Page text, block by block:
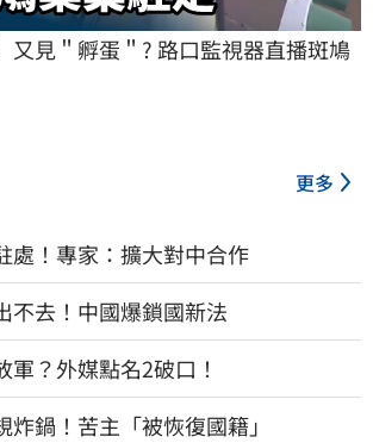
又見＂孵蛋＂? 路口監視器直播斑鳩
更多
處！專家：擴大對中合作
不去！中國爆鎖國新法
軍？外媒點名2破口！
炸鍋！苦主「被恢復國籍」